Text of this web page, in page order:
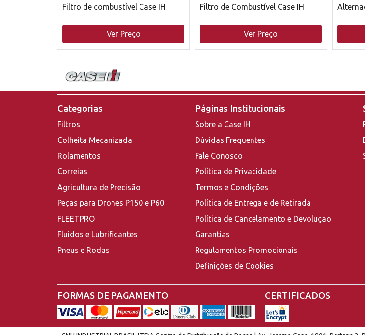
Filtro de combustível Case IH
Ver Preço
Filtro de Combustível Case IH
Ver Preço
Categorias
Filtros
Colheita Mecanizada
Rolamentos
Correias
Agricultura de Precisão
Peças para Drones P150 e P60
FLEETPRO
Fluidos e Lubrificantes
Pneus e Rodas
Páginas Institucionais
Sobre a Case IH
Dúvidas Frequentes
Fale Conosco
Política de Privacidade
Termos e Condições
Política de Entrega e de Retirada
Política de Cancelamento e Devoluçao
Garantias
Regulamentos Promocionais
Definições de Cookies
FORMAS DE PAGAMENTO CERTIFICADOS